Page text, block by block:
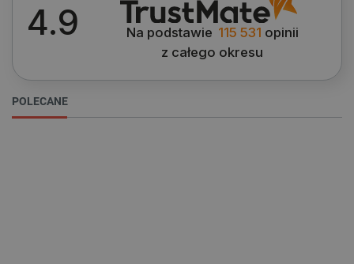
Cena
4.9 Na podstawie 115 531 opinii
z całego okresu
POLECANE